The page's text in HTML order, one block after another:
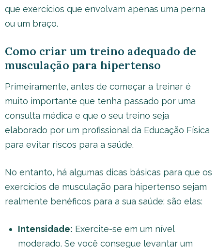
que exercícios que envolvam apenas uma perna
ou um braço.
Como criar um treino adequado de
musculação para hipertenso
Primeiramente, antes de começar a treinar é
muito importante que tenha passado por uma
consulta médica e que o seu treino seja
elaborado por um profissional da Educação Física
para evitar riscos para a saúde.
No entanto, há algumas dicas básicas para que os
exercícios de musculação para hipertenso sejam
realmente benéficos para a sua saúde; são elas:
Intensidade: Exercite-se em um nível
moderado. Se você consegue levantar um